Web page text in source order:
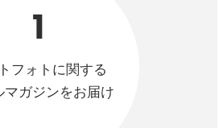
1
フォトに関する
マガジンをお届け